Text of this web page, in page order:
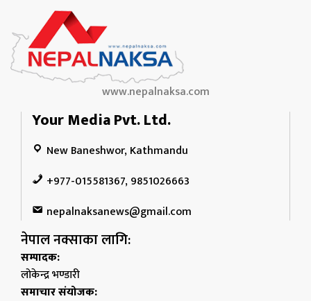
www.nepalnaksa.com
Your Media Pvt. Ltd.
New Baneshwor, Kathmandu
+977-015581367, 9851026663
nepalnaksanews@gmail.com
नेपाल नक्साका लागि:
सम्पादक:
लोकेन्द्र भण्डारी
समाचार संयोजक: